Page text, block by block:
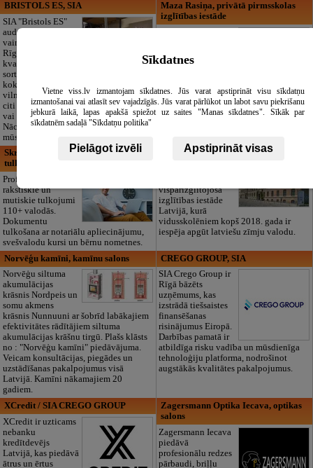
BRISTOLS ES, SIA
SIA "Bristols ES"
audumu outlet un
vairumtirdzniecība
Rīgā. Plašs un
kvalitatīvs tekstila
sortiments:
kokvilna, lins, zīds,
vilna, trikotāža un
citi audumi šūšanai
vai ražošanai.
Nāciet un iepazīstieties ar pilnu klāstu
mūsu noliktavā klātienē!
Maza Rasiņa, privātā pirmsskolas
izglītības iestāde
“Maza Rasiņa” –
privātais bērnudārzs
no 10 mēnešiem
līdz 6 gadiem. Licencētas programmas
(LV/RU), logopēds, speciālais atbalsts,
Skrivanek Baltic, SIA, valodu skola,
tulkojumu birojs
Profesionāli
rakstiskie un
mutiskie tulkojumi
110+ valodās.
Dokumentu
tulkošana ar notariālu apliecinājumu,
svešvalodu kursi un bērnu nometnes.
vispārizglītojošā
izglītības iestāde
Latvijā, kurā
vidusskolēniem kopš 2018. gada ir
iespēja apgūt latviešu zīmju valodu.
Norvēģu kamīni, kamīnu salons
Norvēģu siltuma
akumulācijas
krāsnis Nordpeis un
somu akmens
krāsnis Nunnuuni ar šobrīd labākajiem
efektivitātes rādītājiem siltuma
akumulācijas krāšnu tirgū. Plašs klāsts
no : "Norvēģu kamīni" piedāvājuma.
Veicam konsultācijas, piegādes un
uzstādīšanas pakalpojumus visā
Latvijā. Kamīni nākamajiem 20
gadiem.
CREGO GROUP, SIA
SIA Crego Group ir
Rīgā bāzēts
uzņēmums, kas
izstrādā tiešsaistes
finansēšanas
risinājumus Eiropā.
Darbības pamatā ir
atbildīga risku vadība un mūsdienīga
tehnoloģiju platforma, nodrošinot
augstākās kvalitātes pakalpojumus.
XCredit / SIA CREGO GROUP
XCredit ir uzticams
nebanku
kredītdevējs
Latvijā, kas piedāvā
ātrus un ērtus
Zagersmann Optika Iecava, optikas
salons
Zagersmann Iecava
piedāvā
profesionālu redzes
pārbaudi, briļļu
Sīkdatnes
Vietne viss.lv izmantojam sīkdatnes. Jūs varat apstiprināt visu sīkdatņu
izmantošanai vai atlasīt sev vajadzīgās. Jūs varat pārlūkot un labot savu piekrišanu
jebkurā laikā, lapas apakšā spiežot uz saites "Manas sīkdatnes". Sīkāk par
sīkdatnēm sadaļā "Sīkdatņu politika"
Pielāgot izvēli Apstiprināt visas